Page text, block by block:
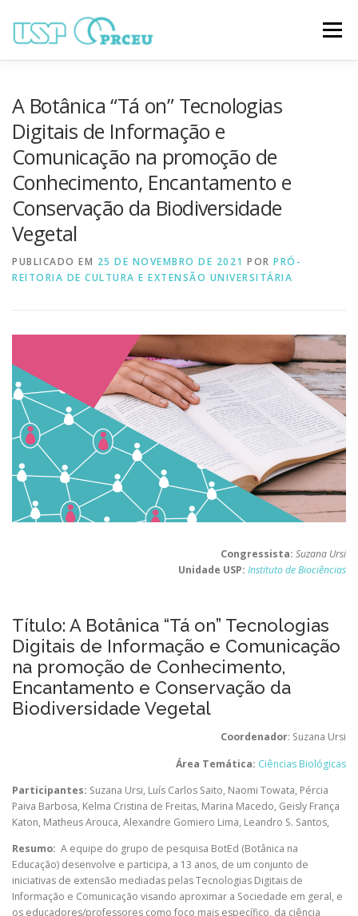
para
Menu
TRABALHOS ONLINE PROGRAMAÇÃO
NOTÍCIAS CONTATO
A Botânica “Tá on” Tecnologias
Digitais de Informação e
Comunicação na promoção de
Conhecimento, Encantamento e
Conservação da Biodiversidade
Vegetal
PUBLICADO EM 25 DE NOVEMBRO DE 2021 POR PRÓ-
REITORIA DE CULTURA E EXTENSÃO UNIVERSITÁRIA
Congressista: Suzana Ursi
Unidade USP: Instituto de Biociências
Título: A Botânica “Tá on” Tecnologias
Digitais de Informação e Comunicação
na promoção de Conhecimento,
Encantamento e Conservação da
Biodiversidade Vegetal
Coordenador: Suzana Ursi
Área Temática: Ciências Biológicas
Participantes: Suzana Ursi, Luís Carlos Saito, Naomi Towata, Pércia
Paiva Barbosa, Kelma Cristina de Freitas, Marina Macedo, Geisly França
Katon, Matheus Arouca, Alexandre Gomiero Lima, Leandro S. Santos,
Resumo: A equipe do grupo de pesquisa BotEd (Botânica na
Educação) desenvolve e participa, a 13 anos, de um conjunto de
iniciativas de extensão mediadas pelas Tecnologias Digitais de
Informação e Comunicação visando aproximar a Sociedade em geral, e
os educadores/professores como foco mais específico, da ciência